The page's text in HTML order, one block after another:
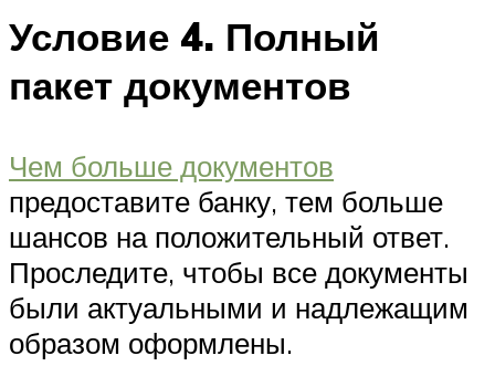
Условие 4. Полный
пакет документов
Чем больше документов
предоставите банку, тем больше
шансов на положительный ответ.
Проследите, чтобы все документы
были актуальными и надлежащим
образом оформлены.